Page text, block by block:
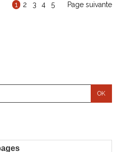
1 2 3 4 5 Page suivante